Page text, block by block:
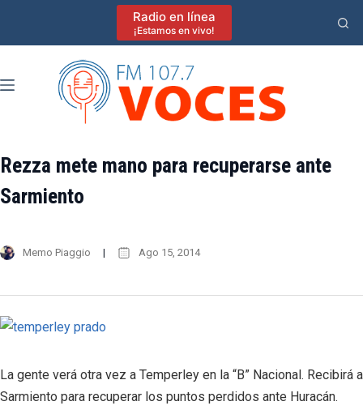
Radio en línea
¡Estamos en vivo!
Rezza mete mano para recuperarse ante
Sarmiento
Memo Piaggio Ago 15, 2014
La gente verá otra vez a Temperley en la “B” Nacional. Recibirá a
Sarmiento para recuperar los puntos perdidos ante Huracán.